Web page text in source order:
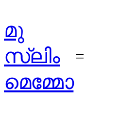
മു
സ്ലിം
മെമ്മോ